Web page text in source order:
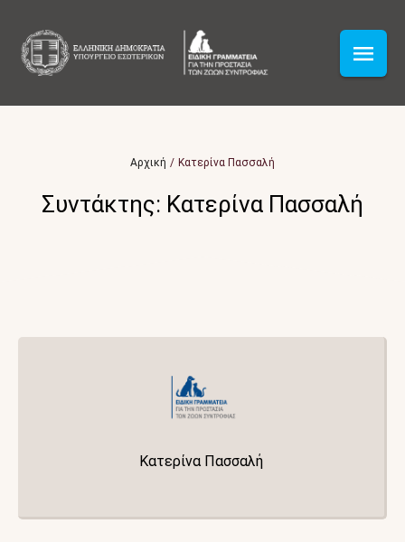
Αρχική / Κατερίνα Πασσαλή
Συντάκτης: Κατερίνα Πασσαλή
Κατερίνα Πασσαλή